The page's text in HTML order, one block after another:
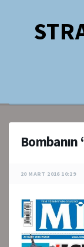
Bombanın
20 MART 2016 10:29